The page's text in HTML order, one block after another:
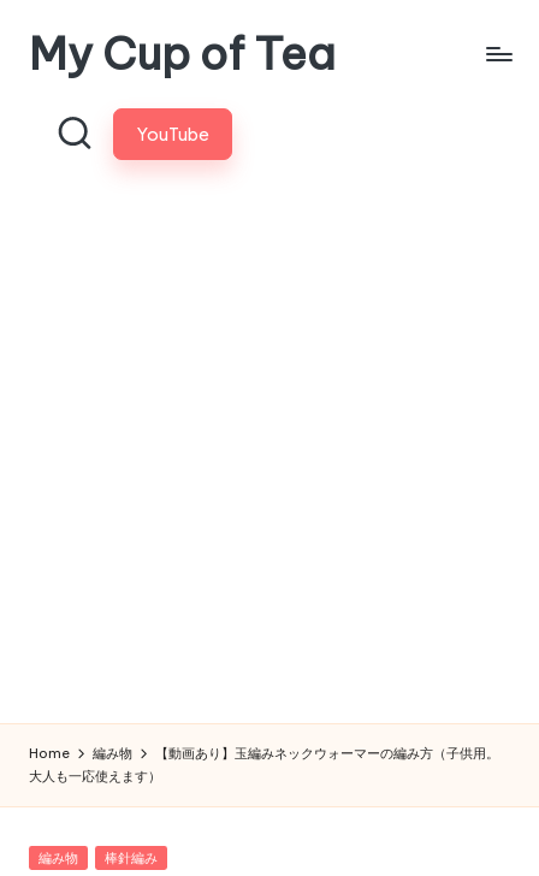
content
My Cup of Tea
YouTube
Home 編み物
【動画あり】玉編みネックウォーマーの編み方（子供用。
大人も一応使えます）
Posted
編み物 棒針編み